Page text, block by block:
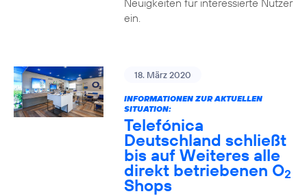
Neuigkeiten für interessierte Nutzer
ein.
18. März 2020
INFORMATIONEN ZUR AKTUELLEN
SITUATION:
Telefónica
Deutschland schließt
bis auf Weiteres alle
direkt betriebenen O2
Shops